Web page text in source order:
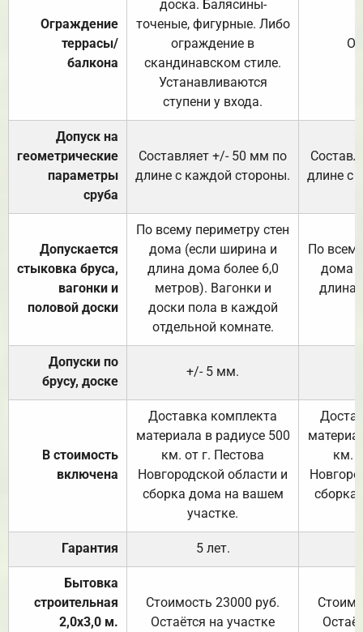
Ограждение
террасы/
балкона
доска. Балясины-
точеные, фигурные. Либо
ограждение в
скандинавском стиле.
Устанавливаются
ступени у входа.
Допуск на
геометрические
параметры
сруба
Составляет +/- 50 мм по
длине с каждой стороны.
длине с
Допускается
стыковка бруса,
вагонки и
половой доски
По всему периметру стен
дома (если ширина и
длина дома более 6,0
метров). Вагонки и
доски пола в каждой
отдельной комнате.
По
дома
длина
Допуски по
брусу, доске
+/- 5 мм.
В стоимость
включена
Доставка комплекта
материала в радиусе 500
км. от г. Пестова
Новгородской области и
сборка дома на вашем
участке.
км.
Гарантия 5 лет.
Бытовка
строительная
2,0х3,0 м.
Стоимость 23000 руб.
Остаётся на участке